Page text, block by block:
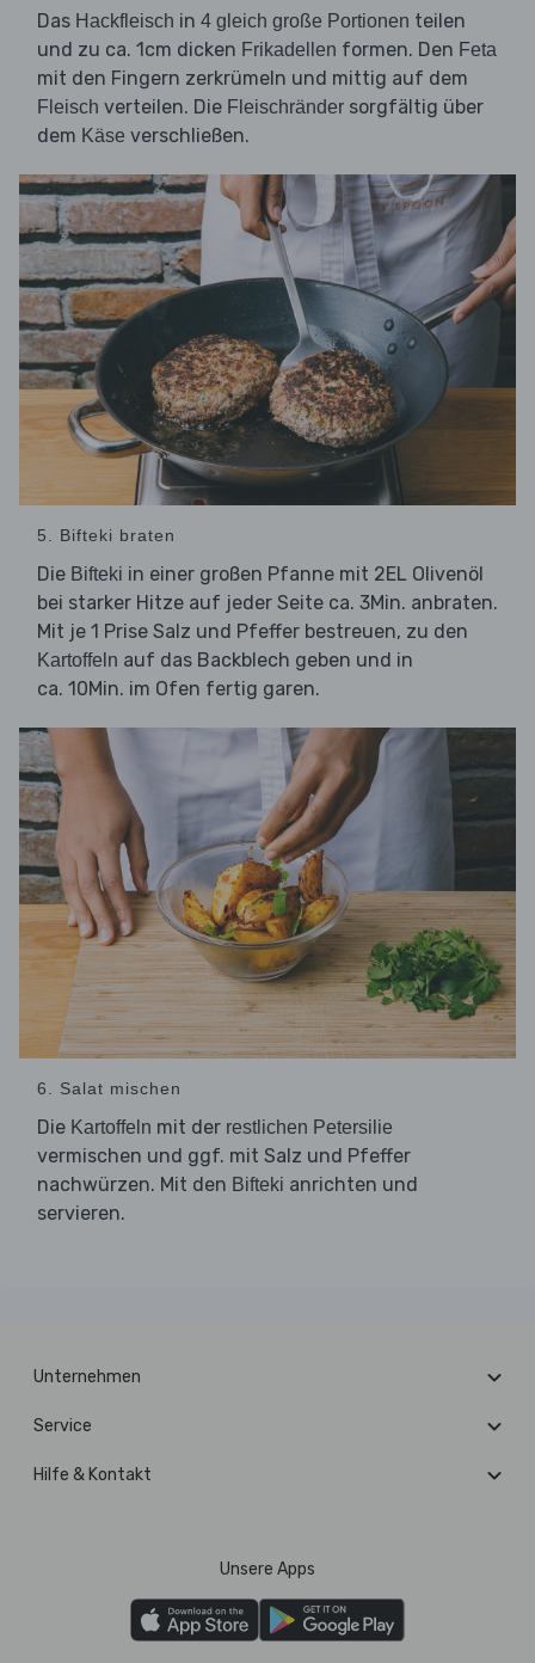
Das Hackfleisch in 4 gleich große Portionen teilen
und zu ca. 1cm dicken Frikadellen formen. Den Feta
mit den Fingern zerkrümeln und mittig auf dem
Fleisch verteilen. Die Fleischränder sorgfältig über
dem Käse verschließen.
5. Bifteki braten
Die Bifteki in einer großen Pfanne mit 2EL Olivenöl
bei starker Hitze auf jeder Seite ca. 3Min. anbraten.
Mit je 1 Prise Salz und Pfeffer bestreuen, zu den
Kartoffeln auf das Backblech geben und in
ca. 10Min. im Ofen fertig garen.
6. Salat mischen
Die Kartoffeln mit der restlichen Petersilie
vermischen und ggf. mit Salz und Pfeffer
nachwürzen. Mit den Bifteki anrichten und
servieren.
Unternehmen
Service
Hilfe & Kontakt
Unsere Apps